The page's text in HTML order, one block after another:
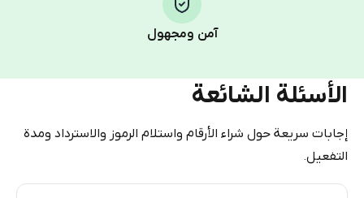
آمن ومجهول
الأسئلة الشائعة
إجابات سريعة حول شراء الأرقام واستلام الرموز والاسترداد ومدة
التفعيل.
Pay with Telegram Stars